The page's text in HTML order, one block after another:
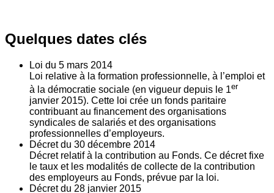
Quelques dates clés
Loi du 5 mars 2014
Loi relative à la formation professionnelle, à l’emploi et
à la démocratie sociale (en vigueur depuis le 1er
janvier 2015). Cette loi crée un fonds paritaire
contribuant au financement des organisations
syndicales de salariés et des organisations
professionnelles d’employeurs.
Décret du 30 décembre 2014
Décret relatif à la contribution au Fonds. Ce décret fixe
le taux et les modalités de collecte de la contribution
des employeurs au Fonds, prévue par la loi.
Décret du 28 janvier 2015